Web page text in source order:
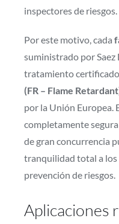
inspectores de riesgos.
Por este motivo, cada
suministrado por Saez
tratamiento
(FR – Flame
por la Unión Europea.
completamente
de gran concurrencia
tranquilidad total a
prevención de riesgos.
Aplicaciones